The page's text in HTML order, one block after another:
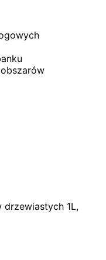
drzewiastych 1L,